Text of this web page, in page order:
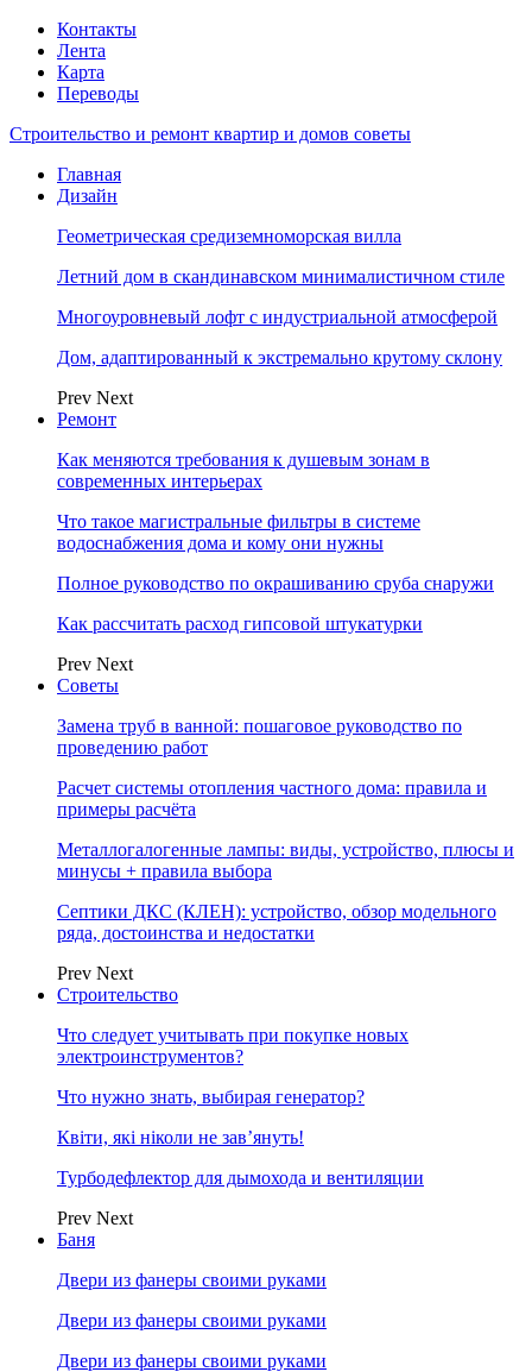
Контакты
Лента
Карта
Переводы
Строительство и ремонт квартир и домов советы
Главная
Дизайн
Геометрическая средиземноморская вилла
Летний дом в скандинавском минималистичном стиле
Многоуровневый лофт с индустриальной атмосферой
Дом, адаптированный к экстремально крутому склону
Prev Next
Ремонт
Как меняются требования к душевым зонам в
современных интерьерах
Что такое магистральные фильтры в системе
водоснабжения дома и кому они нужны
Полное руководство по окрашиванию сруба снаружи
Как рассчитать расход гипсовой штукатурки
Prev Next
Советы
Замена труб в ванной: пошаговое руководство по
проведению работ
Расчет системы отопления частного дома: правила и
примеры расчёта
Металлогалогенные лампы: виды, устройство, плюсы и
минусы + правила выбора
Септики ДКС (КЛЕН): устройство, обзор модельного
ряда, достоинства и недостатки
Prev Next
Строительство
Что следует учитывать при покупке новых
электроинструментов?
Что нужно знать, выбирая генератор?
Квіти, які ніколи не зав’януть!
Турбодефлектор для дымохода и вентиляции
Prev Next
Баня
Двери из фанеры своими руками
Двери из фанеры своими руками
Двери из фанеры своими руками